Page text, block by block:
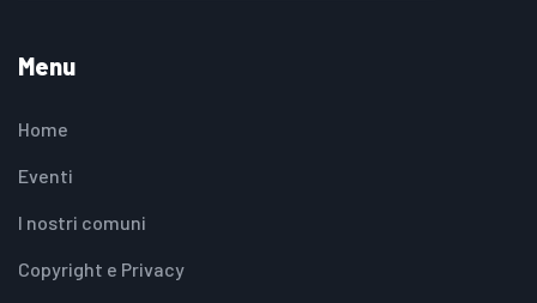
Menu
Home
Eventi
I nostri comuni
Copyright e Privacy